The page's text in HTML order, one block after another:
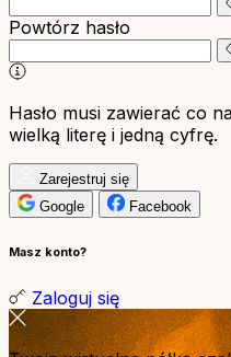
Powtórz hasło
Hasło musi zawierać co
wielką literę i jedną cyfrę.
Zarejestruj się
Google
Facebook
Masz konto?
Zaloguj się